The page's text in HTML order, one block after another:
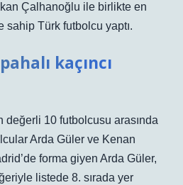
Çalhanoğlu ile birlikte en
Türk futbolcu yaptı.
kaçıncı
değerli 10 futbolcusu arasında
Arda Güler ve Kenan
forma giyen Arda Güler,
listede 8. sırada yer